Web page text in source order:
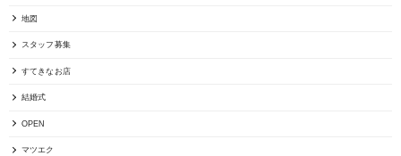
地図
スタッフ募集
すてきなお店
結婚式
OPEN
マツエク